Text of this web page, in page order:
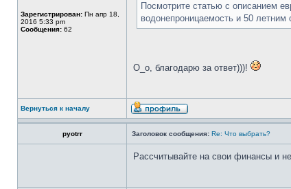
Зарегистрирован: Пн апр 18,
2016 5:33 pm
Сообщения: 62
Посмотрите статью с описанием
водонепроницаемость и 50
О_о, благодарю за ответ)))!
Вернуться к началу
pyotrr Заголовок сообщения: Re: Что выбрать?
Рассчитывайте на свои финансы и